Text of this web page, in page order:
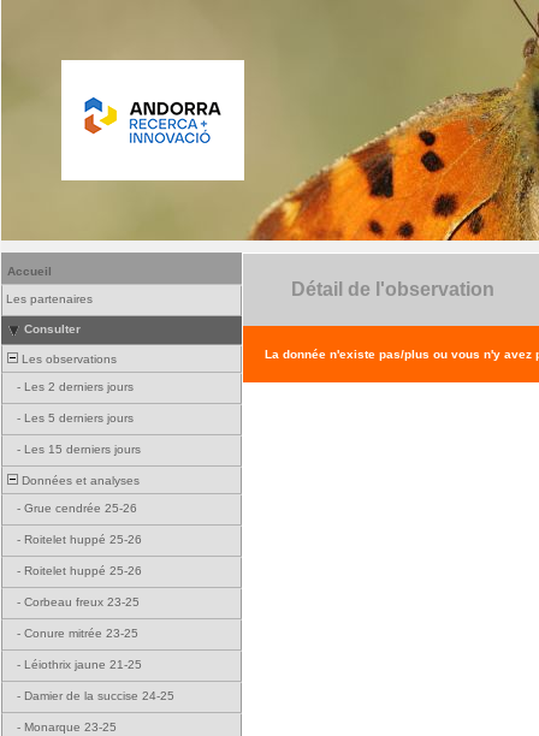
Accueil
Les partenaires
Consulter
Les observations
- Les 2 derniers jours
- Les 5 derniers jours
- Les 15 derniers jours
Données et analyses
- Grue cendrée 25-26
- Roitelet huppé 25-26
- Roitelet huppé 25-26
- Corbeau freux 23-25
- Conure mitrée 23-25
- Léiothrix jaune 21-25
- Damier de la succise 24-25
- Monarque 23-25
Détail de l'observation
La donnée n'existe pas/plus ou vous n'y avez